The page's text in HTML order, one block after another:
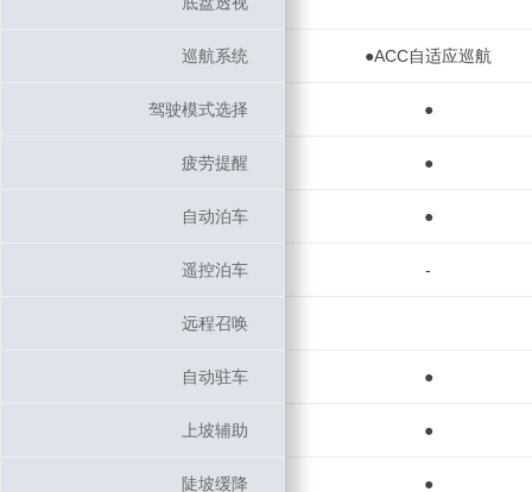
巡航系统 ●ACC自适应巡航
驾驶模式选择 ●
疲劳提醒 ●
自动泊车 ●
遥控泊车 -
远程召唤
自动驻车 ●
上坡辅助 ●
陡坡缓降 ●
巡航系统
驾驶模式选择
疲劳提醒
自动泊车
遥控泊车
远程召唤
自动驻车
上坡辅助
陡坡缓降